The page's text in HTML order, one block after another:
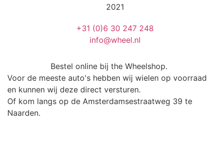
2021
+31 (0)6 30 247 248
info@wheel.nl
Bestel online bij the Wheelshop.
Voor de meeste auto's hebben wij wielen op voorraad
en kunnen wij deze direct versturen.
Of kom langs op de Amsterdamsestraatweg 39 te
Naarden.